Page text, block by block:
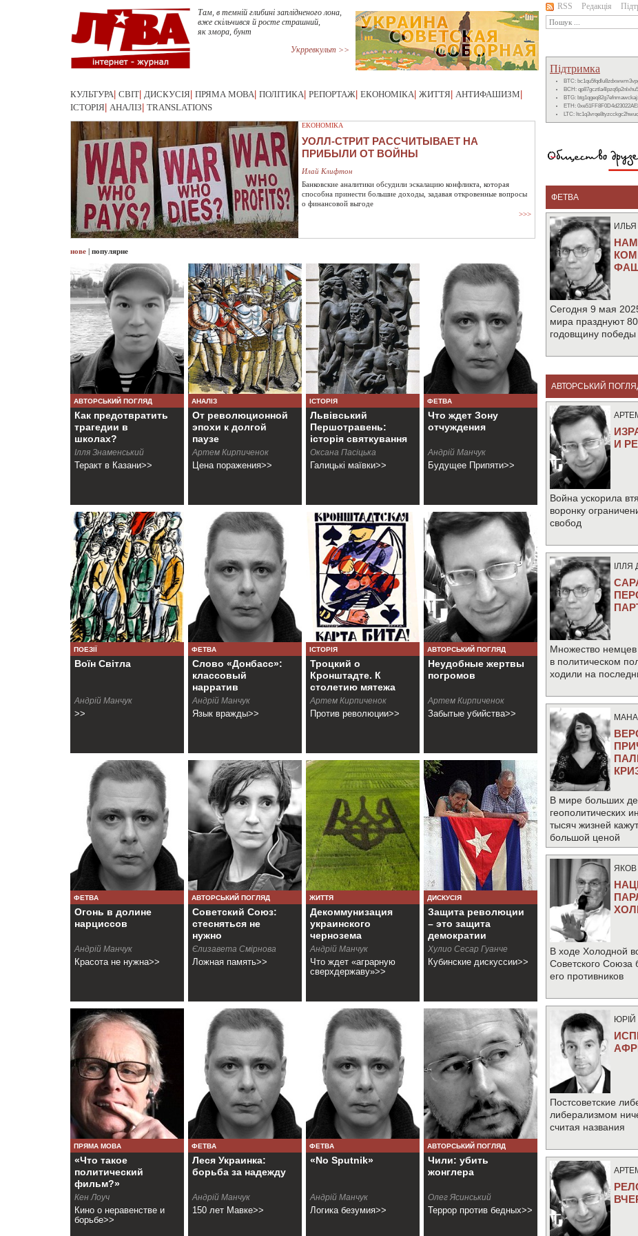
Там, в темній глибині заплідненого лона,
вже скільчився й росте страшний,
як змора, бунт
Укрревкульт >>
КУЛЬТУРА СВІТ ДИСКУСІЯ ПРЯМА МОВА ПОЛІТИКА РЕПОРТАЖ ЕКОНОМІКА ЖИТТЯ АНТИФАШИЗМ
ІСТОРІЯ АНАЛІЗ TRANSLATIONS
ЕКОНОМІКА
УОЛЛ-СТРИТ РАССЧИТЫВАЕТ НА
ПРИБЫЛИ ОТ ВОЙНЫ
Илай Клифтон
Банковские аналитики обсудили эскалацию конфликта, которая
способна принести большие доходы, задавая откровенные вопросы
о финансовой выгоде
>>>
нове | популярне
АВТОРСЬКИЙ ПОГЛЯД
Как предотвратить
трагедии в
школах?
Ілля Знаменський
Теракт в Казани>>
АНАЛІЗ
От революционной
эпохи к долгой
паузе
Артем Кирпиченок
Цена поражения>>
ІСТОРІЯ
Львівський
Першотравень:
історія святкування
Оксана Пасіцька
Галицькі маївки>>
ФЕТВА
Что ждет Зону
отчуждения
Андрiй Манчук
Будущее Припяти>>
ПОЕЗІЇ
Воїн Світла
Андрій Манчук
>>
ФЕТВА
Слово «Донбасс»:
классовый
нарратив
Андрiй Манчук
Язык вражды>>
ІСТОРІЯ
Троцкий о
Кронштадте. К
столетию мятежа
Артем Кирпиченок
Против революции>>
АВТОРСЬКИЙ ПОГЛЯД
Неудобные жертвы
погромов
Артем Кирпиченок
Забытые убийства>>
ФЕТВА
Огонь в долине
нарциссов
Андрiй Манчук
Красота не нужна>>
АВТОРСЬКИЙ ПОГЛЯД
Советский Союз:
стесняться не
нужно
Єлизавета Смірнова
Ложная память>>
ЖИТТЯ
Декоммунизация
украинского
чернозема
Андрій Манчук
Что ждет «аграрную
сверхдержаву»>>
ДИСКУСІЯ
Защита революции
– это защита
демократии
Хулио Сесар Гуанче
Кубинские дискуссии>>
ПРЯМА МОВА
«Что такое
политический
фильм?»
Кен Лоуч
Кино о неравенстве и
борьбе>>
ФЕТВА
Леся Украинка:
борьба за надежду
Андрiй Манчук
150 лет Мавке>>
ФЕТВА
«No Sputnik»
Андрій Манчук
Логика безумия>>
АВТОРСЬКИЙ ПОГЛЯД
Чили: убить
жонглера
Олег Ясинський
Террор против бедных>>
RSS Редакція
Підтримка
BTC:
BCH:
BTG:
ETH:
LTC:
ФЕТВА
Сегодня 9 мая
мира празднуют
годовщину
АВТОРСЬКИЙ
И
Война ускорила
воронку
свобод
IЛЛЯ
Множество
в политическом
ходили на
В мире больших
геополитических
тысяч жизней
большой ценой
ЯКОВ
В ходе Холодной
Советского Союза
его противников
ЮРIЙ
Постсоветские
либерализмом
считая названия